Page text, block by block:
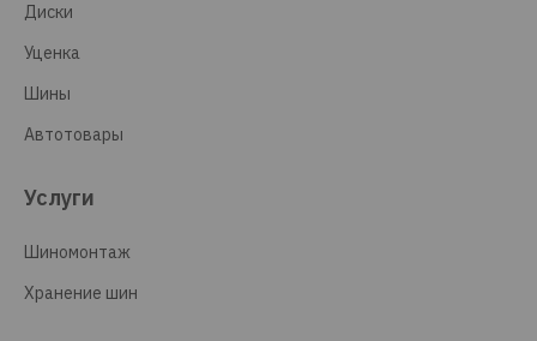
Диски
Уценка
Шины
Автотовары
Услуги
Шиномонтаж
Хранение шин